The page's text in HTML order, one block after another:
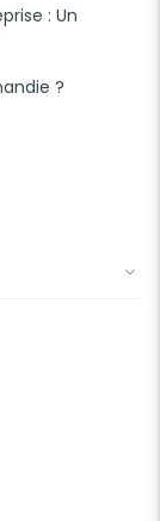
: Un
?